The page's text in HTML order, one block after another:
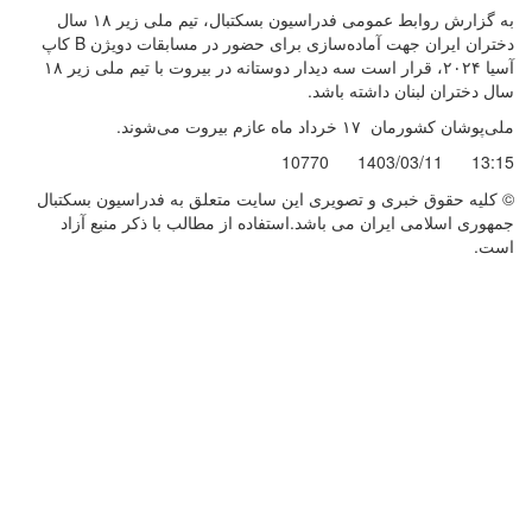
به گزارش روابط عمومی فدراسیون بسکتبال، تیم ملی زیر ۱۸ سال
دختران ایران جهت آماده‌سازی برای حضور در مسابقات دویژن B کاپ
آسیا ۲۰۲۴، قرار است سه دیدار دوستانه در بیروت با تیم ملی زیر ۱۸
سال دختران لبنان داشته باشد.
ملی‌پوشان کشورمان ۱۷ خرداد ماه عازم بیروت می‌شوند.
13:15
1403/03/11
10770
© کليه حقوق خبری و تصويری اين سايت متعلق به فدراسیون بسکتبال
جمهوری اسلامی ایران می باشد.استفاده از مطالب با ذكر منبع آزاد
است.